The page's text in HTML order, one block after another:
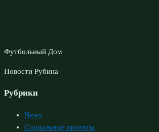
Футбольный Дом
Новости Рубина
Рубрики
News
Социальные проекты